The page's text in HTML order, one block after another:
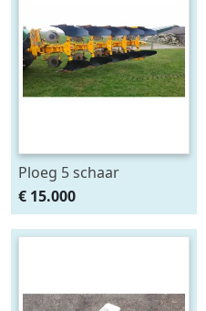
Ploeg 5 schaar
RUMPTSTAD RPV 140 -
480V4 + 1
€ 15.000